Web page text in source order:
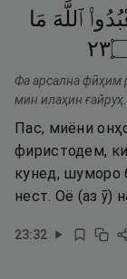
ٱللَّهَ مَا
٣٢
Фа арсална фӣҳим
мин илаҳин
Пас, миёни
фиристодем,
кунед, шуморо
нест. Оё (аз ӯ)
23:32